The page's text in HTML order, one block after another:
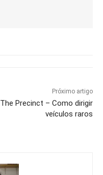
Próximo artigo
The Precinct – Como dirigir
veículos raros